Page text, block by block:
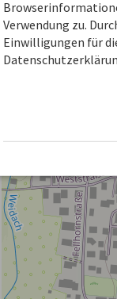
+
−
Verwendung zu.
Einwilligungen für